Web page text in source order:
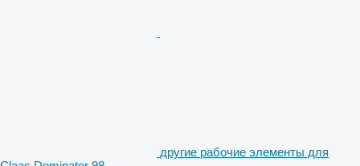
другие рабочие элементы для